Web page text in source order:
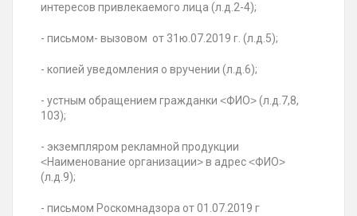
интересов привлекаемого лица (л.д.2-4);
- письмом- вызовом от 31ю.07.2019 г. (л.д.5);
- копией уведомления о вручении (л.д.6);
- устным обращением гражданки ˂ФИО˃ (л.д.7,8,
103);
- экземпляром рекламной продукции
˂Наименование организации˃ в адрес ˂ФИО˃
(л.д.9);
- письмом Роскомнадзора от 01.07.2019 г